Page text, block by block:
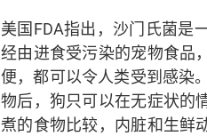
美国FDA指出，沙门氏菌是
经由进食受污染的宠物食品
便，都可以令人类受到感染
物后，狗只可以在无症状的
煮的食物比较，内脏和生鲜